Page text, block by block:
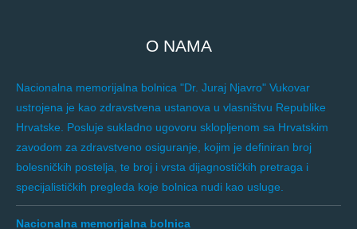
O NAMA
Nacionalna memorijalna bolnica "Dr. Juraj Njavro" Vukovar
ustrojena je kao zdravstvena ustanova u vlasništvu Republike
Hrvatske. Posluje sukladno ugovoru sklopljenom sa Hrvatskim
zavodom za zdravstveno osiguranje, kojim je definiran broj
bolesničkih postelja, te broj i vrsta dijagnostičkih pretraga i
specijalističkih pregleda koje bolnica nudi kao usluge.
Nacionalna memorijalna bolnica